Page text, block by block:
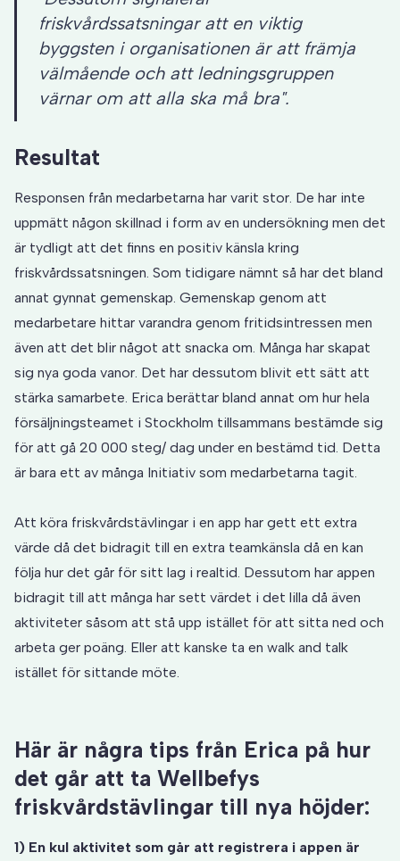
friskvårdssatsningar att en viktig
byggsten i organisationen är att främja
välmående och att ledningsgruppen
värnar om att alla ska må bra".
Resultat
Responsen från medarbetarna har varit stor. De har inte
uppmätt någon skillnad i form av en undersökning men det
är tydligt att det finns en positiv känsla kring
friskvårdssatsningen. Som tidigare nämnt så har det bland
annat gynnat gemenskap. Gemenskap genom att
medarbetare hittar varandra genom fritidsintressen men
även att det blir något att snacka om. Många har skapat
sig nya goda vanor. Det har dessutom blivit ett sätt att
stärka samarbete. Erica berättar bland annat om hur hela
försäljningsteamet i Stockholm tillsammans bestämde sig
för att gå 20 000 steg/ dag under en bestämd tid. Detta
är bara ett av många Initiativ som medarbetarna tagit.
Att köra friskvårdstävlingar i en app har gett ett extra
värde då det bidragit till en extra teamkänsla då en kan
följa hur det går för sitt lag i realtid. Dessutom har appen
bidragit till att många har sett värdet i det lilla då även
aktiviteter såsom att stå upp istället för att sitta ned och
arbeta ger poäng. Eller att kanske ta en walk and talk
istället för sittande möte.
Här är några tips från Erica på hur
det går att ta Wellbefys
friskvårdstävlingar till nya höjder:
1) En kul aktivitet som går att registrera i appen är